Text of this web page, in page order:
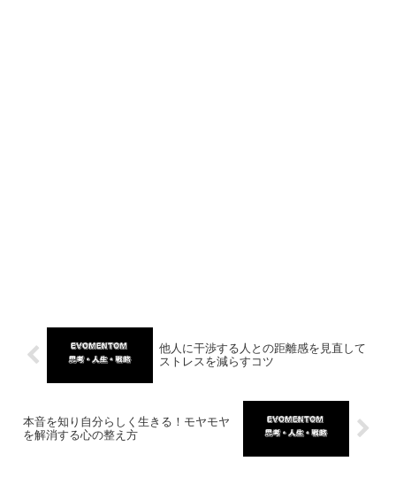
他人に干渉する人との距離感を見直して
ストレスを減らすコツ
本音を知り自分らしく生きる！モヤモヤ
を解消する心の整え方